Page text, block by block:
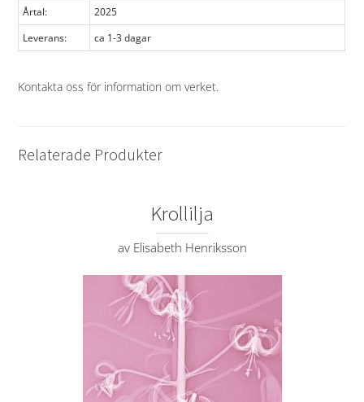
Årtal:
2025
Leverans:
ca 1-3 dagar
Kontakta oss för information om verket.
Relaterade Produkter
Krollilja
av Elisabeth Henriksson